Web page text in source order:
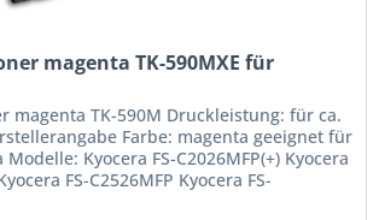
magenta TK-590MXE für
magenta TK-590M Druckleistung: für ca.
Farbe: magenta geeignet für
Kyocera FS-C2026MFP(+) Kyocera
FS-C2526MFP Kyocera FS-